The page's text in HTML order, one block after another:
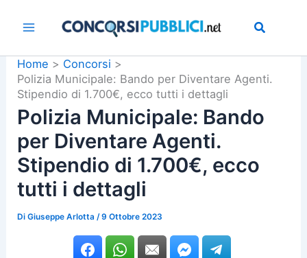
Home
Concorsi
Polizia Municipale: Bando per Diventare Agenti.
Stipendio di 1.700€, ecco tutti i dettagli
Polizia Municipale: Bando
per Diventare Agenti.
Stipendio di 1.700€, ecco
tutti i dettagli
DiGiuseppe Arlotta /9 Ottobre 2023